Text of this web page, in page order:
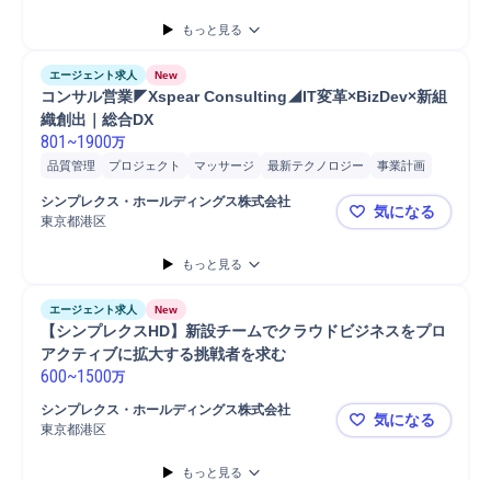
もっと見る
エージェント求人 New
コンサル営業◤Xspear Consulting◢IT変革×BizDev×新組
織創出｜総合DX
801 ~1900万
品質管理 プロジェクト マッサージ 最新テクノロジー
事業計画
新規事業
マネジメント
分析
営業
ボディケア/マッサージ
シンプレクス・ホールディングス株式会社
東京都港区
コンサル営
気になる
もっと見る
エージェント求人 New
【シンプレクスHD】新設チームでクラウドビジネスをプロ
アクティブに拡大する挑戦者を求む
600~1500万
シンプレクス・ホールディングス株式会社
東京都港区
【シンプレ
気になる
もっと見る